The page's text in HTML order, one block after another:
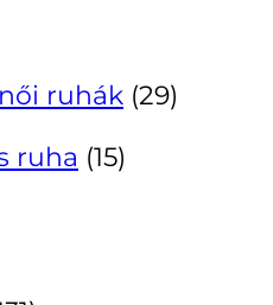
ruhák (29)
ruha (15)